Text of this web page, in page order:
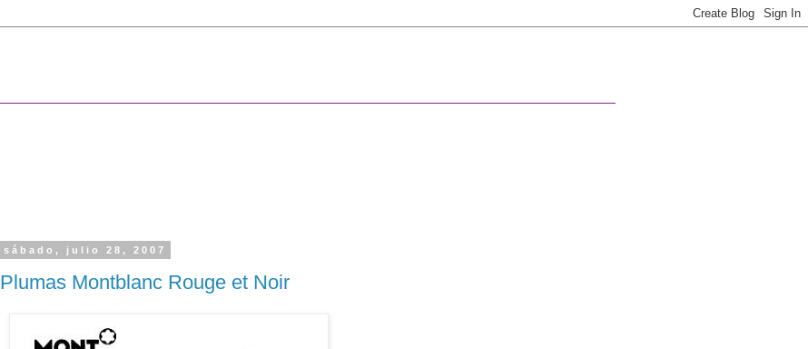
sábado, julio 28, 2007
Plumas Montblanc Rouge et Noir